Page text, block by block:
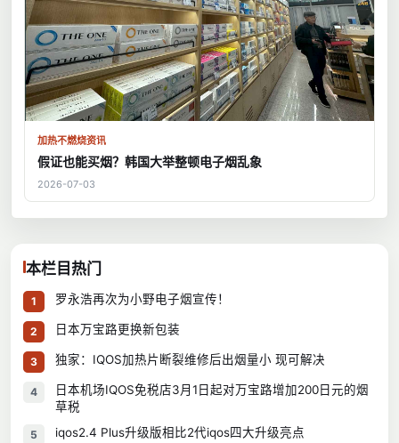
加热不燃烧资讯
假证也能买烟？韩国大举整顿电子烟乱象
2026-07-03
本栏目热门
1 罗永浩再次为小野电子烟宣传！
2 日本万宝路更换新包装
3 独家：IQOS加热片断裂维修后出烟量小 现可解决
4
日本机场IQOS免税店3月1日起对万宝路增加200日元的烟
草税
5 iqos2.4 Plus升级版相比2代iqos四大升级亮点